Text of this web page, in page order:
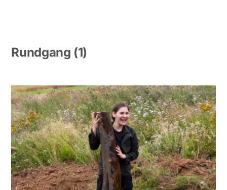
Rundgang (1)